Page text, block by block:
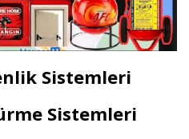
Sistemleri
Sistemleri